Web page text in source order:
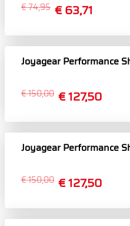
€ 63,71
€ 74,95
Joyagear Performance
€ 127,50
€ 150,00
Joyagear Performance
€ 127,50
€ 150,00